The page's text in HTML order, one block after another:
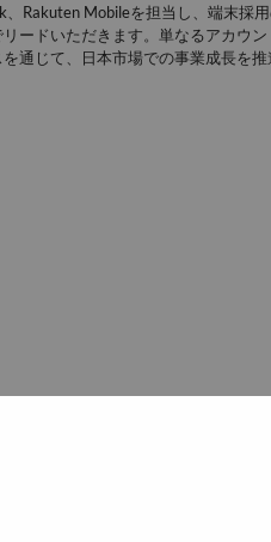
、Rakuten Mobileを担当し、端末採
ードいただきます。単なるアカウ
通じて、日本市場での事業成長を
強化
えた販売提案